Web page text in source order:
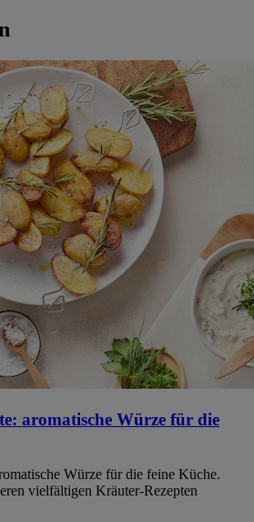
aromatische Würze für die
Würze für die feine Küche.
vielfältigen Kräuter-Rezepten